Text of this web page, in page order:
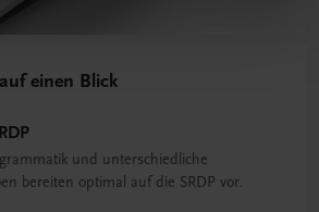
einen Blick
und unterschiedliche
bereiten optimal auf die SRDP vor.